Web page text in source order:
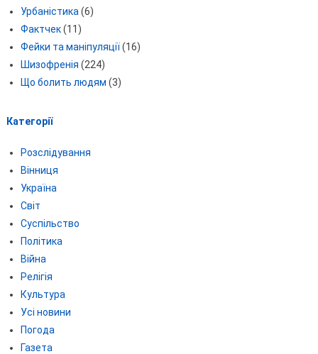
Урбаністика (6)
Фактчек(11)
Фейки та маніпуляції(16)
Шизофренія (224)
Що болить людям (3)
Категорії
Розслідування
Вінниця
Україна
Світ
Суспільство
Політика
Війна
Релігія
Культура
Усі новини
Погода
Газета